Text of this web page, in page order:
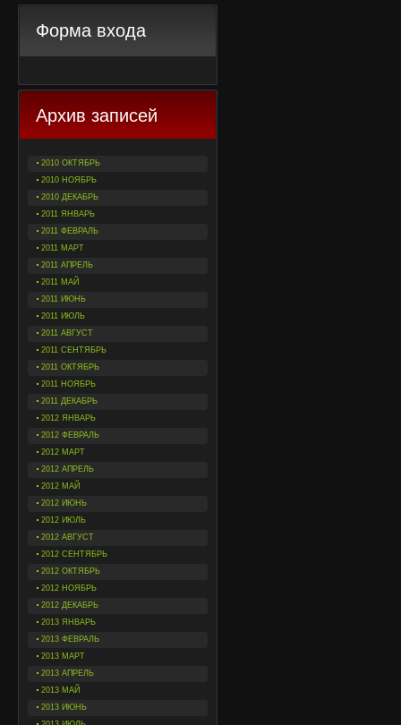
Форма входа
Архив записей
2010 ОКТЯБРЬ
2010 НОЯБРЬ
2010 ДЕКАБРЬ
2011 ЯНВАРЬ
2011 ФЕВРАЛЬ
2011 МАРТ
2011 АПРЕЛЬ
2011 МАЙ
2011 ИЮНЬ
2011 ИЮЛЬ
2011 АВГУСТ
2011 СЕНТЯБРЬ
2011 ОКТЯБРЬ
2011 НОЯБРЬ
2011 ДЕКАБРЬ
2012 ЯНВАРЬ
2012 ФЕВРАЛЬ
2012 МАРТ
2012 АПРЕЛЬ
2012 МАЙ
2012 ИЮНЬ
2012 ИЮЛЬ
2012 АВГУСТ
2012 СЕНТЯБРЬ
2012 ОКТЯБРЬ
2012 НОЯБРЬ
2012 ДЕКАБРЬ
2013 ЯНВАРЬ
2013 ФЕВРАЛЬ
2013 МАРТ
2013 АПРЕЛЬ
2013 МАЙ
2013 ИЮНЬ